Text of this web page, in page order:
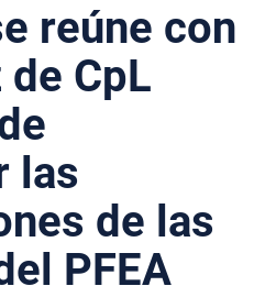
reúne con
CpL
las
de las
PFEA